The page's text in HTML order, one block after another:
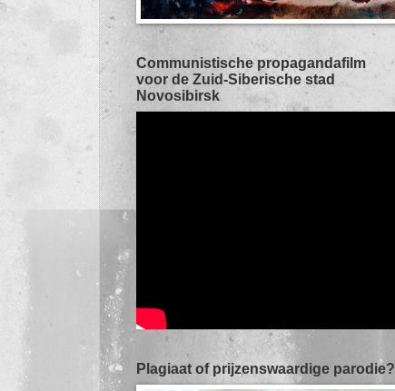
Communistische propagandafilm
voor de Zuid-Siberische stad
Novosibirsk
Plagiaat of prijzenswaardige parodie?